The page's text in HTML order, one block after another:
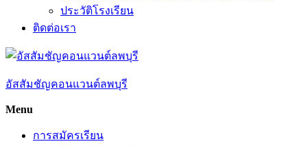
ประวัติโรงเรียน
ติดต่อเรา
อัสสัมชัญคอนแวนต์ลพบุรี
Menu
การสมัครเรียน